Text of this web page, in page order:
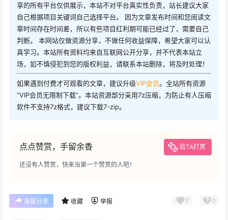
享的所有平台仅供展示，本站不对平台真实性负责，站长建议大家
自己根据项目关键词自己选择平台。 因为文章发布时间和您阅读文
章时间存在时间差，所以有些项目红利期可能已经过了，需要自己
判断。 本网站仅做资源分享，不做任何收益保障，希望大家可以认
真学习。本站所有资料均来自互联网公开分享，并不代表本站立
场，如不慎侵犯到您的版权利益，请联系本站删除，将及时处理！
如果遇到付费才可观看的文章，建议升级VIP会员。全站所有资源
“VIP会员无限制下载”。本站资源部分采用7z压缩，为防止有人压缩
软件不支持7z格式，建议下载7-zip。
点点赞赏，手留余香 给TA打赏
还没有人赞赏，快来当第一个赞赏的人吧！
海报分享 收藏 举报 0 0